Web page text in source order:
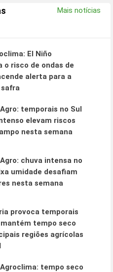
Mais notícias
El Niño
o risco de ondas de
alerta para a
temporais no Sul
elevam riscos
nesta semana
chuva intensa no
umidade desafiam
nesta semana
provoca temporais
mantém tempo seco
regiões agrícolas
tempo seco